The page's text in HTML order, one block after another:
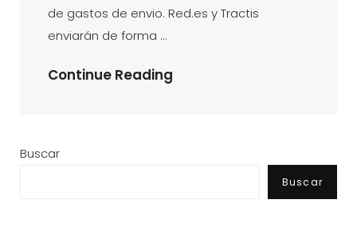
de gastos de envio. Red.es y Tractis
enviarán de forma …
Continue Reading
Buscar
Buscar